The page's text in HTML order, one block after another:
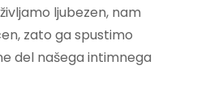
ljubezen, nam
zato ga spustimo
del našega intimnega